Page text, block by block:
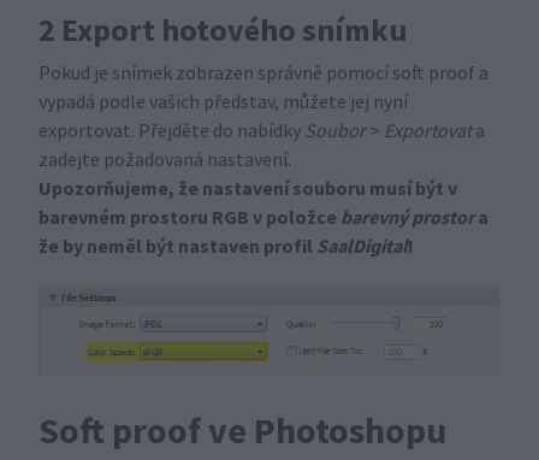
2 Export hotového snímku
Pokud je snímek zobrazen správně pomocí soft proof a
vypadá podle vašich představ, můžete jej nyní
exportovat. Přejděte do nabídky Soubor> Exportovata
zadejte požadovaná nastavení.
Upozorňujeme, že nastavení souboru musí být v
barevném prostoru RGB v položce barevný prostora
že by neměl být nastaven profil SaalDigital!
Soft proof ve Photoshopu